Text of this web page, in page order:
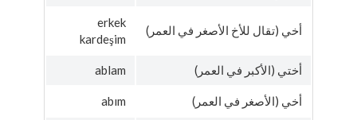
أخي (تقال للأخ الأصغر في العمر)
erkek
kardeşim
أختي (الأكبر في العمر) ablam
أخي (الأصغر في العمر) abım